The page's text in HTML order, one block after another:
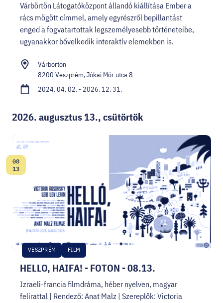
Várbörtön Látogatóközpont állandó kiállítása Ember a
rács mögött címmel, amely egyrészről bepillantást
enged a fogvatartottak legszemélyesebb történeteibe,
ugyanakkor bővelkedik interaktív elemekben is.
Várbörtön
8200 Veszprém, Jókai Mór utca 8
2024. 04. 02. - 2026. 12. 31.
2026. augusztus 13., csütörtök
HELLO, HAIFA! - FOTON - 08.13.
VESZPRÉM FILM
Dátum:
08
13
Izraeli-francia filmdráma, héber nyelven, magyar
felirattal | Rendező: Anat Malz | Szereplők: Victoria